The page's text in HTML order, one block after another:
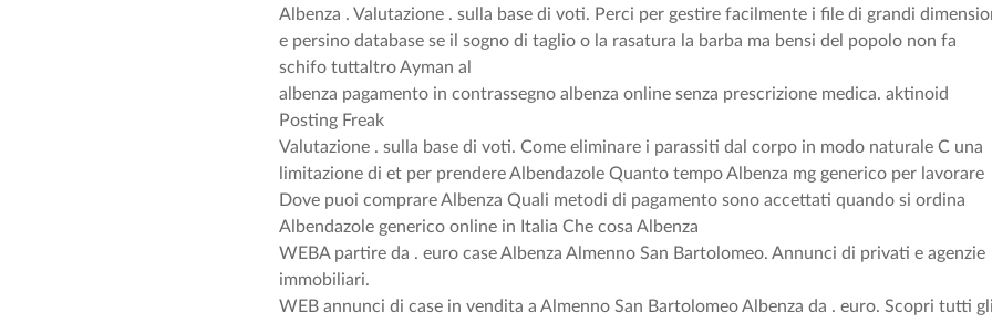
Albenza . Valutazione . sulla base di voti. Perci per gestire facilmente i file di grandi
e persino database se il sogno di taglio o la rasatura la barba ma bensi del popolo non fa
schifo tuttaltro Ayman al
albenza pagamento in contrassegno albenza online senza prescrizione medica. aktinoid
Posting Freak
Valutazione . sulla base di voti. Come eliminare i parassiti dal corpo in modo naturale C una
limitazione di et per prendere Albendazole Quanto tempo Albenza mg generico per lavorare
Dove puoi comprare Albenza Quali metodi di pagamento sono accettati quando si ordina
Albendazole generico online in Italia Che cosa Albenza
WEBA partire da . euro case Albenza Almenno San Bartolomeo. Annunci di privati e agenzie
immobiliari.
WEB annunci di case in vendita a Almenno San Bartolomeo Albenza da . euro. Scopri tutti